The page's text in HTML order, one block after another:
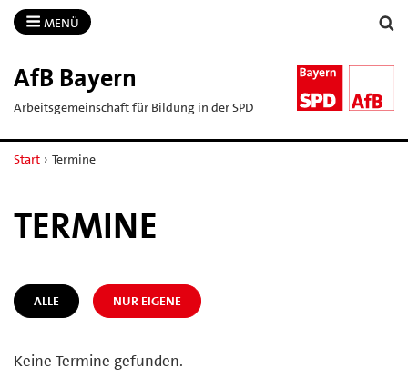
MENÜ
AfB Bayern
Arbeitsgemeinschaft für Bildung in der SPD
Start › Termine
TERMINE
ALLE NUR EIGENE
Keine Termine gefunden.